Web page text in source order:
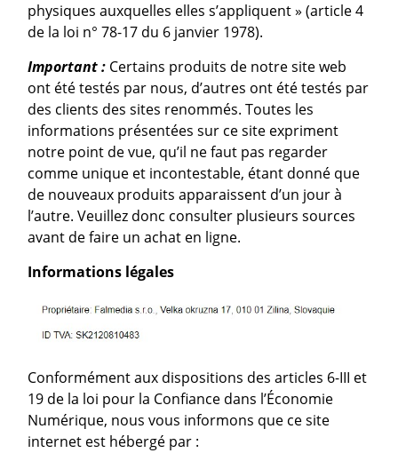
physiques auxquelles elles s’appliquent » (article 4
de la loi n° 78-17 du 6 janvier 1978).
Important : Certains produits de notre site web
ont été testés par nous, d’autres ont été testés par
des clients des sites renommés. Toutes les
informations présentées sur ce site expriment
notre point de vue, qu’il ne faut pas regarder
comme unique et incontestable, étant donné que
de nouveaux produits apparaissent d’un jour à
l’autre. Veuillez donc consulter plusieurs sources
avant de faire un achat en ligne.
Informations légales
Conformément aux dispositions des articles 6-III et
19 de la loi pour la Confiance dans l’Économie
Numérique, nous vous informons que ce site
internet est hébergé par :